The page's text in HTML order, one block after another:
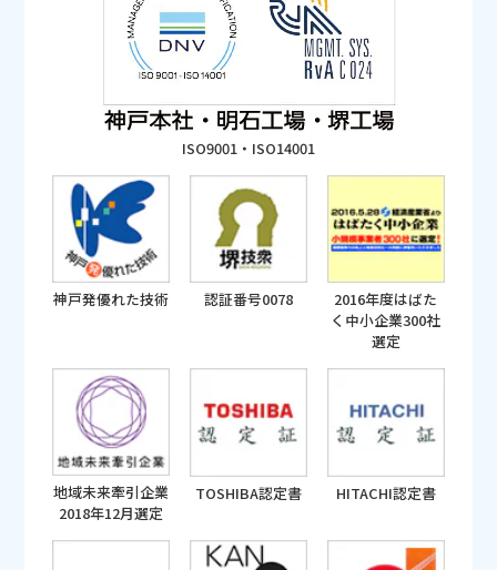
ISO9001・ISO14001
神戸発優れた技術 認証番号0078
2016年度はばた
く中小企業300社
選定
地域未来牽引企業
2018年12月選定
TOSHIBA認定書 HITACHI認定書